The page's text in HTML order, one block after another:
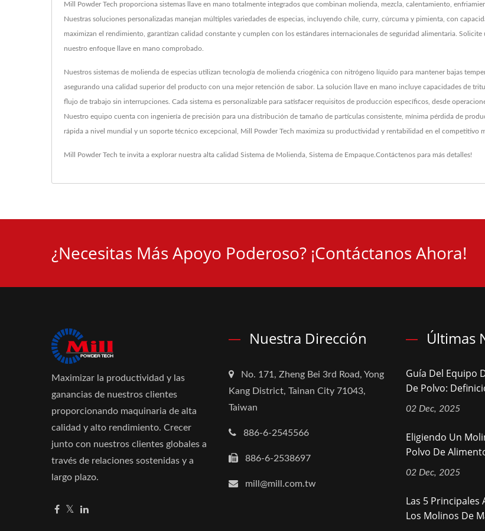
Mill Powder Tech proporciona sistemas llave en mano totalmente integrados que combinan molienda, mezcla, calentamiento,
Nuestras soluciones personalizadas manejan múltiples variedades de especias, incluyendo chile, curry, cúrcuma y pimienta, con
maximizan el rendimiento, garantizan calidad constante y cumplen con los estándares internacionales de seguridad alimentaria.
nuestro enfoque llave en mano comprobado.
Nuestros sistemas de molienda de especias utilizan tecnología de molienda criogénica con nitrógeno líquido para mantener bajas
asegurando una calidad superior del producto con una mejor retención de sabor. La solución llave en mano incluye capacidades de
flujo de trabajo sin interrupciones. Cada sistema es personalizable para satisfacer requisitos de producción específicos, desde
Nuestro equipo cuenta con ingeniería de precisión para una distribución de tamaño de partículas consistente, mínima pérdida de
rápida a nivel mundial y un soporte técnico excepcional, Mill Powder Tech maximiza su productividad y rentabilidad en el competitivo
Mill Powder Tech te invita a explorar nuestra alta calidad Sistema de Molienda, Sistema de Empaque.Contáctenos para más detalles!
¿Necesitas Más Apoyo Poderoso? ¡Contáctanos Ahora!
Maximizar la productividad y las
ganancias de nuestros clientes
proporcionando maquinaria de alta
calidad y alto rendimiento. Crecer
junto con nuestros clientes globales a
través de relaciones sostenidas y a
largo plazo.
Nuestra Dirección
No. 171, Zheng Bei 3rd Road, Yong
Kang District, Tainan City 71043,
Taiwan
886-6-2545566
886-6-2538697
mill@mill.com.tw
Últimas
Guía Del Equipo
De Polvo:
02 Dec, 2025
Eligiendo Un
Polvo De
02 Dec, 2025
Las 5 Principales
Los Molinos De